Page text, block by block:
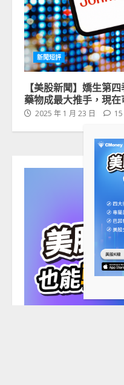
新聞短評
【美股新聞】嬌生第
藥物成最大推手，現在
2025 年 1 月 23 日 15